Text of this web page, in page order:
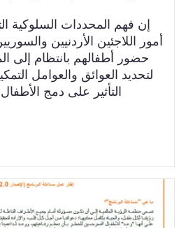
إن فهم المحددات السلوكية
أمور اللاجئين الأردنيين
حضور أطفالهم بانتظام إلى
لتحديد العوائق والعوامل
التأثير على دمج